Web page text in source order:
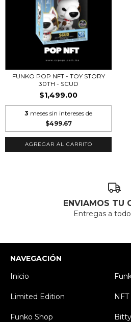
FUNKO POP NFT - TOY STORY
30TH - SCUD
$1,499.00
3 meses sin intereses de
$499.67
ENVIAMOS TU
Entregas a
NAVEGACIÓN
Inicio
Limited Edition NFT
Funko Shop